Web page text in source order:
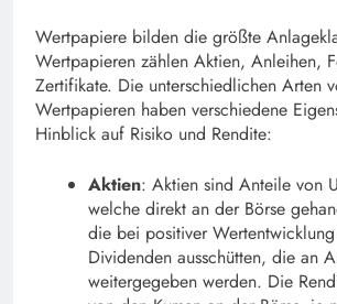
Wertpapiere bilden die größte
Wertpapieren zählen Aktien, Anleihen,
Zertifikate. Die unterschiedlichen Arten
Wertpapieren haben verschiedene
Hinblick auf Risiko und Rendite:
Aktien: Aktien sind Anteile von
welche direkt an der Börse
die bei positiver
Dividenden ausschütten, die an
weitergegeben werden. Die